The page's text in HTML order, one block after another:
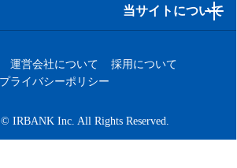
当サイトについて
運営会社について
採用について
プライバシーポリシー
IRBANK Inc. All Rights Reserved.